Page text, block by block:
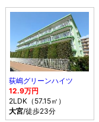
荻嶋グリーンハイツ
12.9万円
2LDK（57.15㎡）
大宮/徒歩23分